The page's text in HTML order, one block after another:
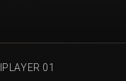
01